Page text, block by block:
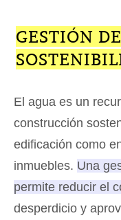
GESTIÓN
El agua es un
construcción
edificación como
inmuebles. Una
permite reducir el
desperdicio y